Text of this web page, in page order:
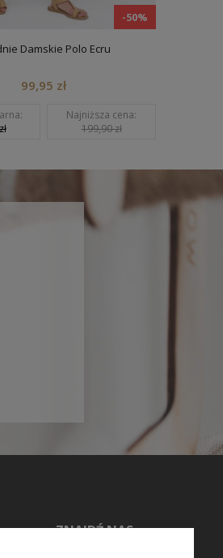
-50%
Damskie Polo Ecru
99,95 zł
Najniższa cena:
199,90 zł
ZNAJDŹ NAS